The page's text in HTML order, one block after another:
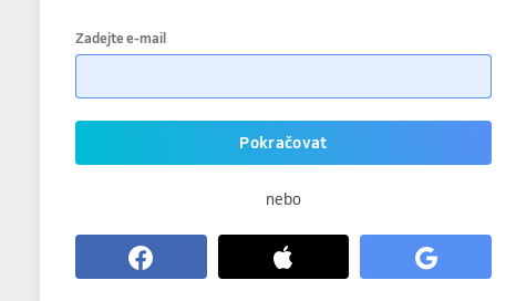
Zadejte e-mail
Pokračovat
nebo